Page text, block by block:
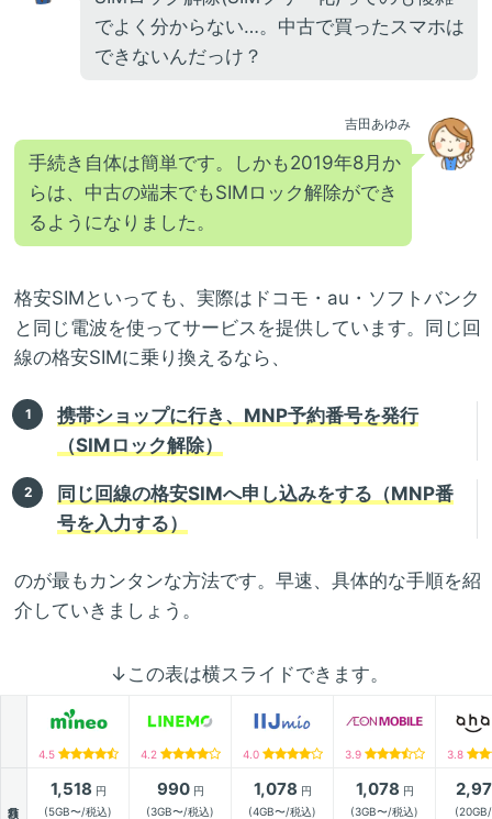
でよく分からない…。中古で買ったスマホは
できないんだっけ？
吉田あゆみ
手続き自体は簡単です。しかも2019年8月か
らは、中古の端末でもSIMロック解除ができ
るようになりました。
格安SIMといっても、実際はドコモ・au・ソフトバンク
と同じ電波を使ってサービスを提供しています。同じ回
線の格安SIMに乗り換えるなら、
携帯ショップに行き、MNP予約番号を発行
（SIMロック解除）
同じ回線の格安SIMへ申し込みをする（MNP番
号を入力する）
のが最もカンタンな方法です。早速、具体的な手順を紹
介していきましょう。
↓この表は横スライドできます。
4.5 4.2 4.0 3.9 3.8
1,518 円
(5GB〜/税込)
990円
(3GB〜/税込)
1,078 円
(4GB〜/税込)
1,078 円
(3GB〜/税込)